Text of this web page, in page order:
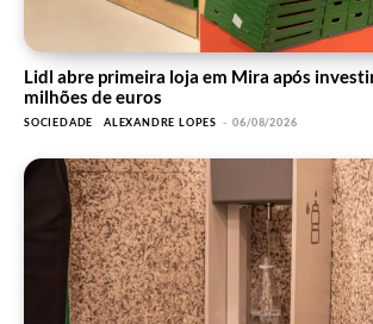
Lidl abre primeira loja em Mira após
milhões de euros
SOCIEDADE ALEXANDRE LOPES - 06/08/2026